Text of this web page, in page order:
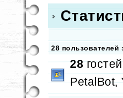
28 пользователей
28
PetalBot,